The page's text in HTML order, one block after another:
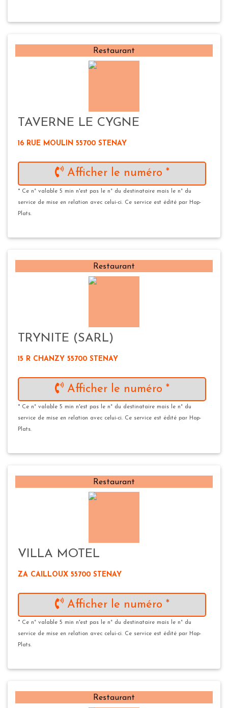
Restaurant
TAVERNE LE CYGNE
16 RUE MOULIN 55700 STENAY
Afficher le numéro *
* Ce n° valable 5 min n'est pas le n° du destinataire mais le n° du
service de mise en relation avec celui-ci. Ce service est édité par Hop-
Plats.
Restaurant
TRYNITE (SARL)
15 R CHANZY 55700 STENAY
Afficher le numéro *
* Ce n° valable 5 min n'est pas le n° du destinataire mais le n° du
service de mise en relation avec celui-ci. Ce service est édité par Hop-
Plats.
Restaurant
VILLA MOTEL
ZA CAILLOUX 55700 STENAY
Afficher le numéro *
* Ce n° valable 5 min n'est pas le n° du destinataire mais le n° du
service de mise en relation avec celui-ci. Ce service est édité par Hop-
Plats.
Restaurant